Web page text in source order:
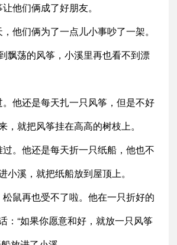
他们俩成了好朋友。
他们俩为了一点儿小事吵了一架。
飘荡的风筝，小溪里再也看不到漂
他还是每天扎一只风筝，但是不好
，就把风筝挂在高高的树枝上。
。他还是每天折一只纸船，他也不
小溪，就把纸船放到屋顶上。
鼠再也受不了啦。他在一只折好的
：“如果你愿意和好，就放一只风筝